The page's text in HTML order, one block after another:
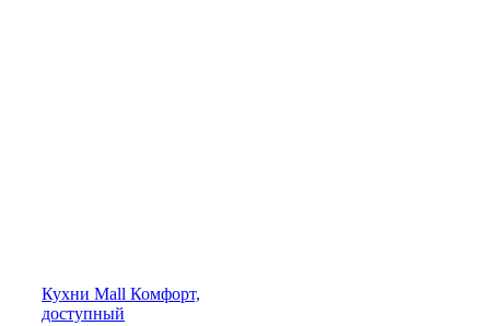
Кухни Mall Комфорт,
доступный